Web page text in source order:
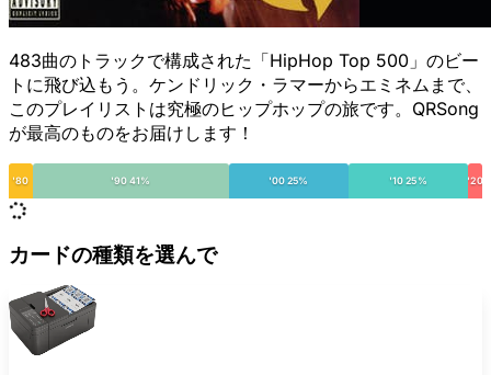
483曲のトラックで構成された「HipHop Top 500」のビー
トに飛び込もう。ケンドリック・ラマーからエミネムまで、
このプレイリストは究極のヒップホップの旅です。QRSong
が最高のものをお届けします！
'80 '90 41% '00 25% '10 25% '20
カードの種類を選んで